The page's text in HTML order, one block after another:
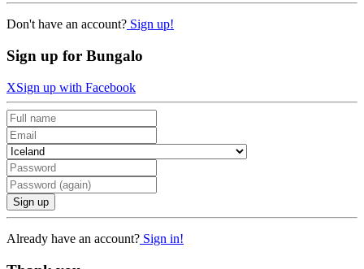
Don't have an account? Sign up!
Sign up for Bungalo
XSign up with Facebook
Sign up
Already have an account? Sign in!